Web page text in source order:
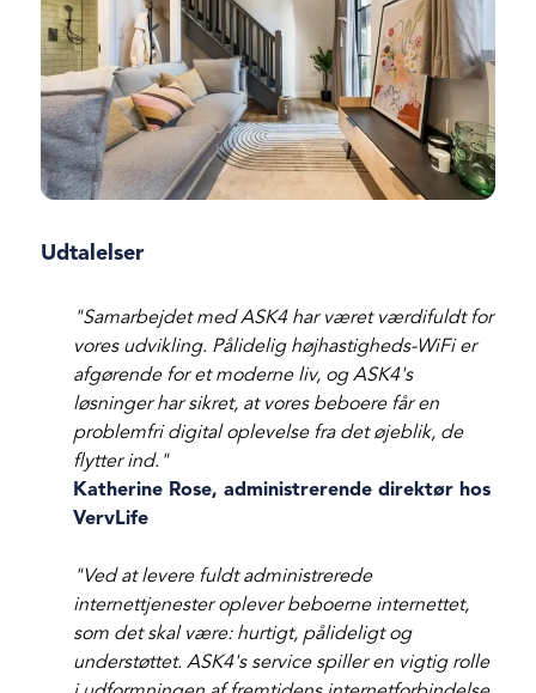
Udtalelser
"Samarbejdet med ASK4 har været værdifuldt for
vores udvikling. Pålidelig højhastigheds-WiFi er
afgørende for et moderne liv, og ASK4's
løsninger har sikret, at vores beboere får en
problemfri digital oplevelse fra det øjeblik, de
flytter ind."
Katherine Rose, administrerende direktør hos
VervLife
"Ved at levere fuldt administrerede
internettjenester oplever beboerne internettet,
som det skal være: hurtigt, pålideligt og
understøttet. ASK4's service spiller en vigtig rolle